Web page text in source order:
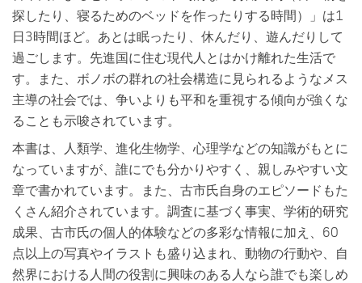
探したり、寝るためのベッドを作ったりする時間）」は1
日3時間ほど。あとは眠ったり、休んだり、遊んだりして
過ごします。先進国に住む現代人とはかけ離れた生活で
す。また、ボノボの群れの社会構造に見られるようなメス
主導の社会では、争いよりも平和を重視する傾向が強くな
ることも示唆されています。
本書は、人類学、進化生物学、心理学などの知識がもとに
なっていますが、誰にでも分かりやすく、親しみやすい文
章で書かれています。また、古市氏自身のエピソードもた
くさん紹介されています。調査に基づく事実、学術的研究
成果、古市氏の個人的体験などの多彩な情報に加え、60
点以上の写真やイラストも盛り込まれ、動物の行動や、自
然界における人間の役割に興味のある人なら誰でも楽しめ